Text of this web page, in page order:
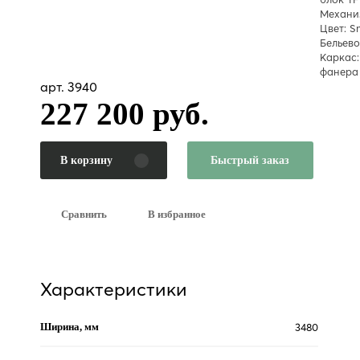
Цвет:
фанера
арт. 3940
227 200 руб.
В корзину Быстрый заказ
Сравнить В избранное
Характеристики
Ширина, мм 3480